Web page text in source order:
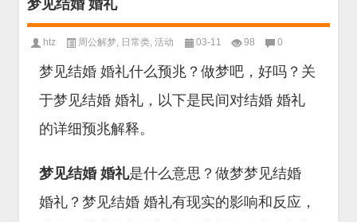
梦见结婚 婚礼
htz 周公解梦, 日常类, 活动 03-11 98 0
梦见结婚 婚礼什么预兆？做梦吧，好吗？关
于梦见结婚 婚礼，以下是民间对结婚 婚礼
的详细预兆解释。
梦见结婚 婚礼是什么意思？做梦梦见结婚
婚礼？梦见结婚 婚礼有现实的影响和反应，